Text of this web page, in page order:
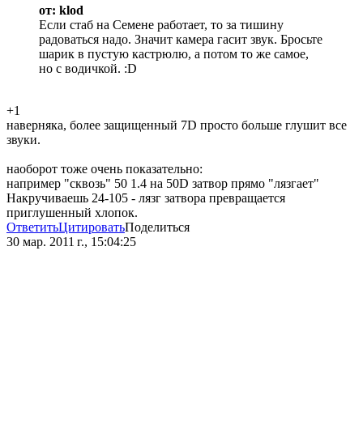
от: klod
Если стаб на Семене работает, то за тишину
радоваться надо. Значит камера гасит звук. Бросьте
шарик в пустую кастрюлю, а потом то же самое,
но с водичкой. :D
+1
наверняка, более защищенный 7D просто больше глушит все
звуки.
наоборот тоже очень показательно:
например "сквозь" 50 1.4 на 50D затвор прямо "лязгает"
Накручиваешь 24-105 - лязг затвора превращается
приглушенный хлопок.
ОтветитьЦитироватьПоделиться
30 мар. 2011 г., 15:04:25